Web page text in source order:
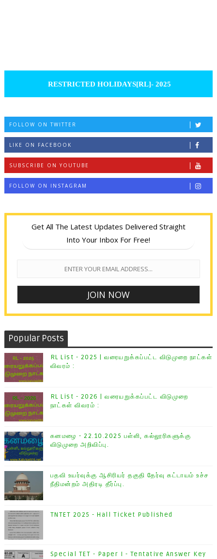
RESTRICTED HOLIDAYS[RL]- 2025
FOLLOW ON TWITTER
LIKE ON FACEBOOK
SUBSCRIBE ON YOUTUBE
FOLLOW ON INSTAGRAM
Get All The Latest Updates Delivered Straight
Into Your Inbox For Free!
Popular Posts
RL List - 2025 | வரையறுக்கப்பட்ட விடுமுறை நாட்கள்
விவரம் :
RL List - 2026 | வரையறுக்கப்பட்ட விடுமுறை
நாட்கள் விவரம் :
கனமழை - 22.10.2025 பள்ளி, கல்லூரிகளுக்கு
விடுமுறை அறிவிப்பு.
பதவி உயர்வுக்கு ஆசிரியர் தகுதி தேர்வு கட்டாயம் உச்ச
நீதிமன்றம் அதிரடி தீர்ப்பு.
TNTET 2025 - Hall Ticket Published
Special TET - Paper I - Tentative Answer Key